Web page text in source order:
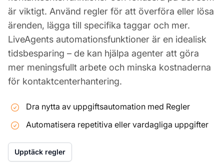
är viktigt. Använd regler för att överföra eller lösa
ärenden, lägga till specifika taggar och mer.
LiveAgents automationsfunktioner är en idealisk
tidsbesparing – de kan hjälpa agenter att göra
mer meningsfullt arbete och minska kostnaderna
för kontaktcenterhantering.
Dra nytta av uppgiftsautomation med Regler
Automatisera repetitiva eller vardagliga uppgifter
Upptäck regler